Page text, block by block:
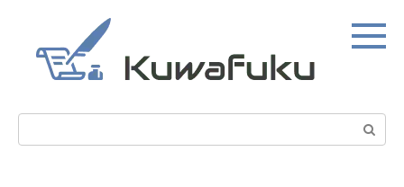
content
Search: